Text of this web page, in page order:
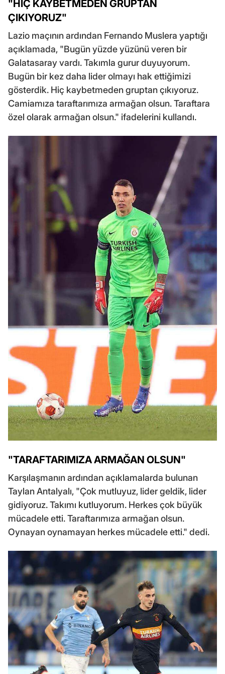
"HİÇ KAYBETMEDEN GRUPTAN
ÇIKIYORUZ"
Lazio maçının ardından Fernando Muslera yaptığı
açıklamada, "Bugün yüzde yüzünü veren bir
Galatasaray vardı. Takımla gurur duyuyorum.
Bugün bir kez daha lider olmayı hak ettiğimizi
gösterdik. Hiç kaybetmeden gruptan çıkıyoruz.
Camiamıza taraftarımıza armağan olsun. Taraftara
özel olarak armağan olsun." ifadelerini kullandı.
"TARAFTARIMIZA ARMAĞAN OLSUN"
Karşılaşmanın ardından açıklamalarda bulunan
Taylan Antalyalı, "Çok mutluyuz, lider geldik, lider
gidiyoruz. Takımı kutluyorum. Herkes çok büyük
mücadele etti. Taraftarımıza armağan olsun.
Oynayan oynamayan herkes mücadele etti." dedi.